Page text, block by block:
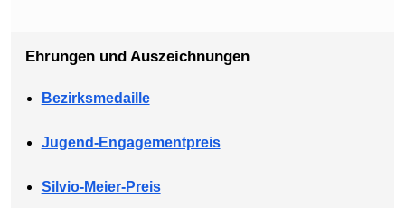
Ehrungen und Auszeichnungen
Bezirksmedaille
Jugend-Engagementpreis
Silvio-Meier-Preis